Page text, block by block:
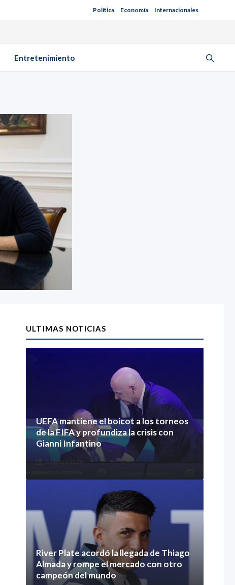
Política Economía Internacionales
Entretenimiento
ULTIMAS NOTICIAS
UEFA mantiene el boicot a los torneos
de la FIFA y profundiza la crisis con
Gianni Infantino
6 agosto 2026
River Plate acordó la llegada de Thiago
Almada y rompe el mercado con otro
campeón del mundo